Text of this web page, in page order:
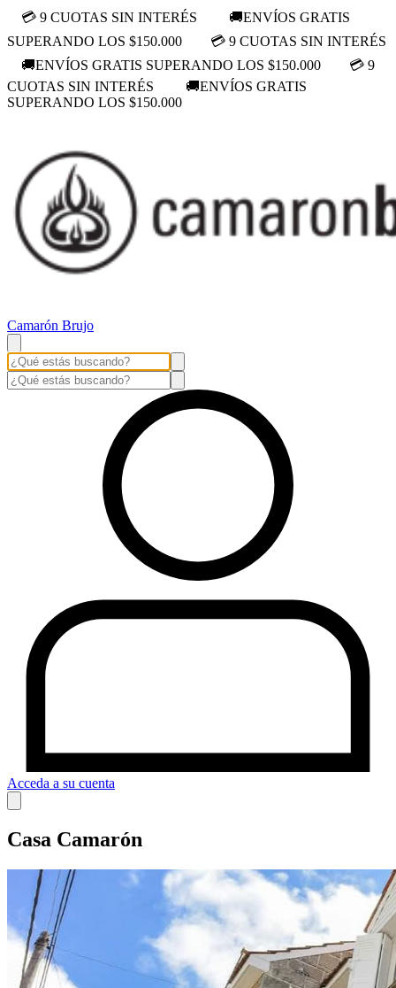
💳 9 CUOTAS SIN INTERÉS
🚚ENVÍOS GRATIS
SUPERANDO LOS $150.000
💳 9 CUOTAS SIN INTERÉS
🚚ENVÍOS GRATIS SUPERANDO LOS $150.000
💳 9
CUOTAS SIN INTERÉS
🚚ENVÍOS GRATIS
SUPERANDO LOS $150.000
Camarón Brujo
Acceda a su cuenta
Casa Camarón